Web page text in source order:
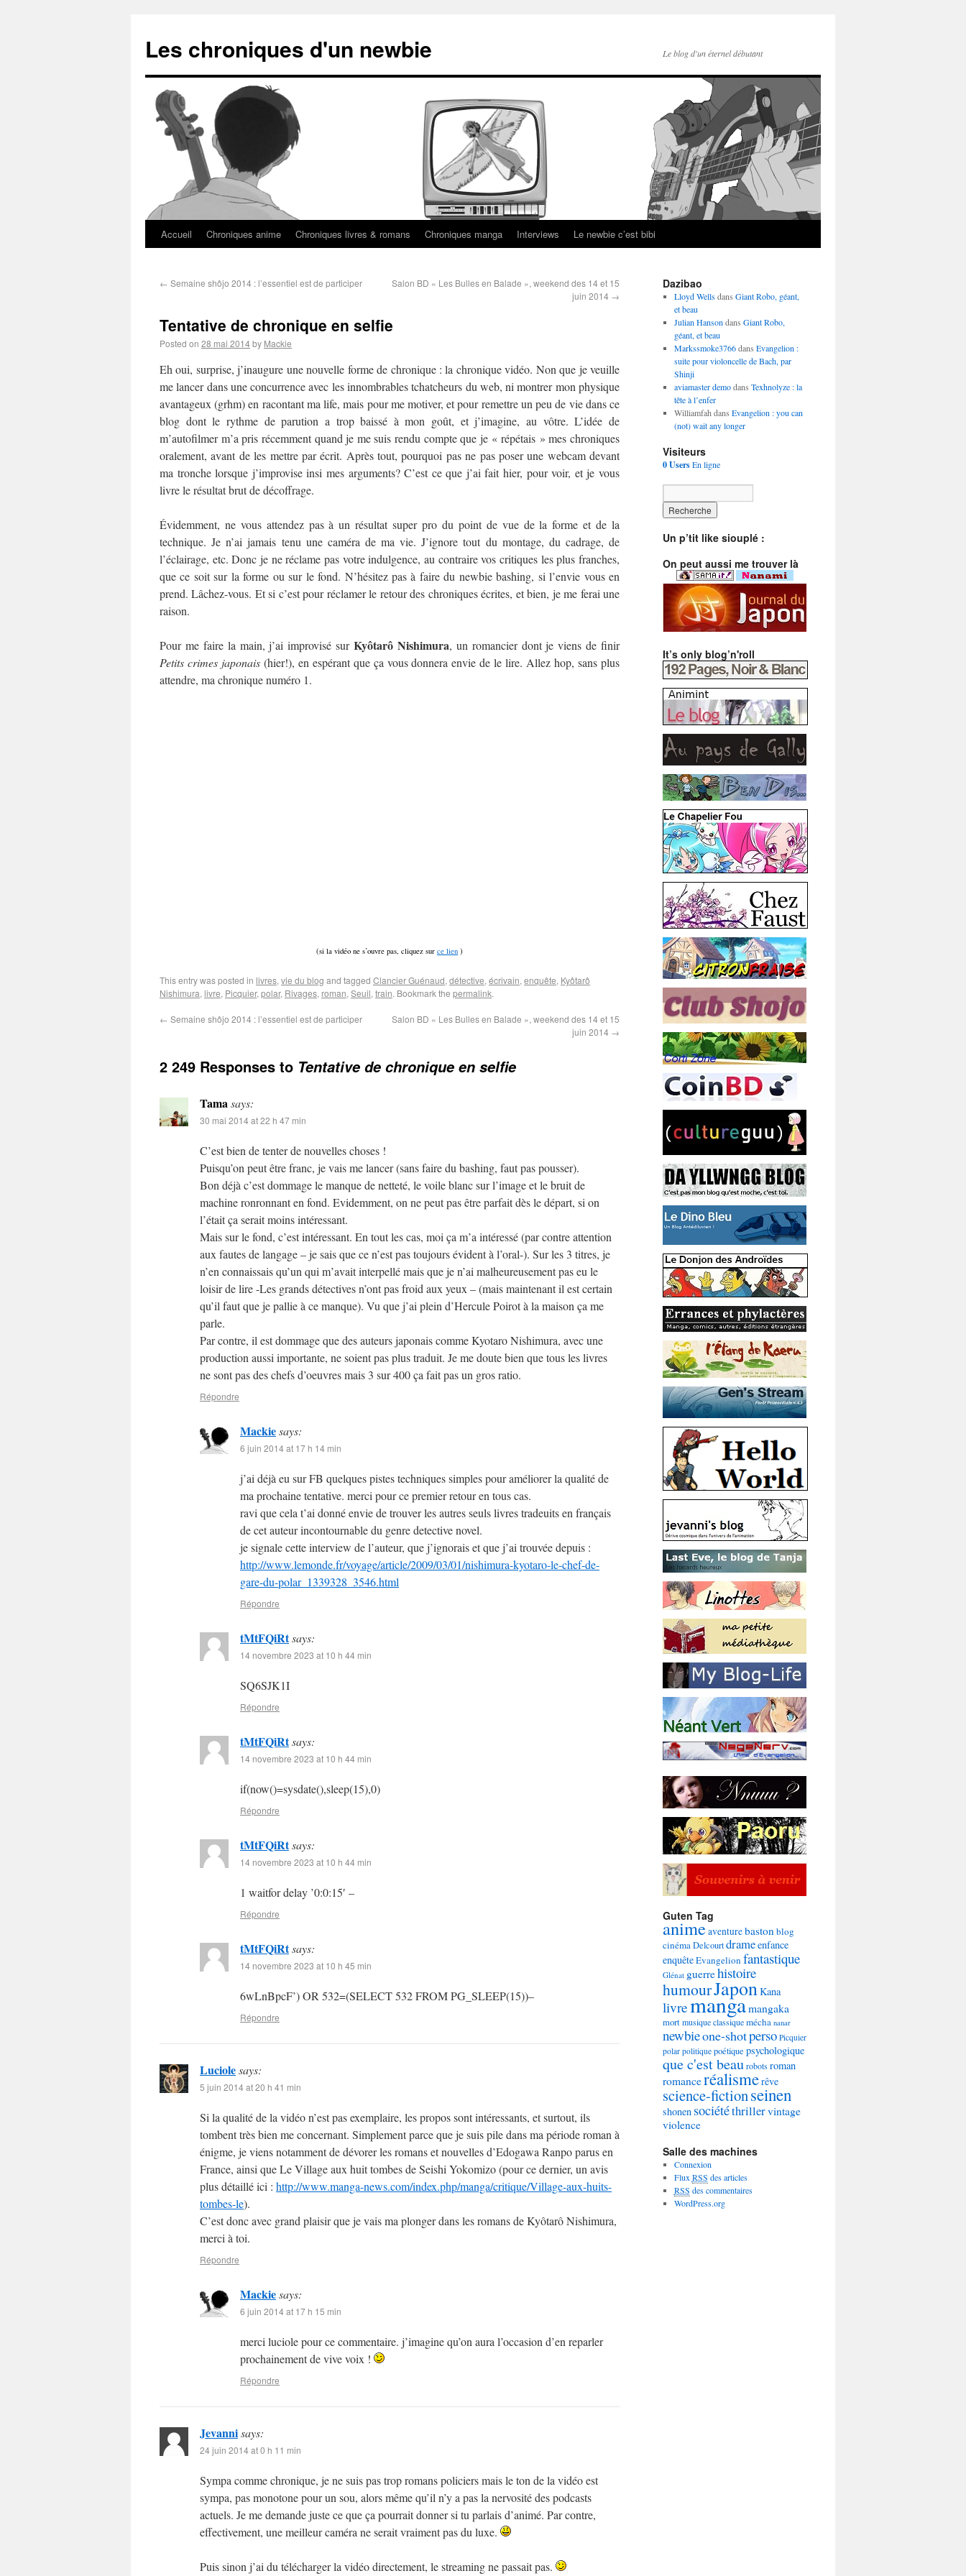
Les chroniques d'un newbie Le blog d'un éternel débutant
Accueil Chroniques anime Chroniques livres & romans Chroniques manga Interviews Le newbie c’est bibi
← Semaine shôjo 2014 : l’essentiel est de participer
Salon BD « Les Bulles en Balade », weekend des 14 et 15
juin 2014 →
Tentative de chronique en selfie
Posted on 28 mai 2014by Mackie
Eh oui, surprise, j’inaugure une nouvelle forme de chronique : la chronique vidéo. Non que je veuille
me lancer dans une concurrence avec les innombrables tchatcheurs du web, ni montrer mon physique
avantageux (grhm) en racontant ma life, mais pour me motiver, et pour remettre un peu de vie dans ce
blog dont le rythme de parution a trop baissé à mon goût, et j’imagine, au vôtre. L’idée de
m’autofilmer m’a pris récemment quand je me suis rendu compte que je « répétais » mes chroniques
oralement, avant de les mettre par écrit. Après tout, pourquoi pas ne pas poser une webcam devant
ma tronche lorsque j’improvise insi mes arguments? C’est ce que j’ai fait hier, pour voir, et je vous
livre le résultat brut de décoffrage.
Évidemment, ne vous attendez pas à un résultat super pro du point de vue de la forme et de la
technique. Je n’ai jamais tenu une caméra de ma vie. J’ignore tout du montage, du cadrage, de
l’éclairage, etc. Donc je ne réclame pas votre indulgence, au contraire vos critiques les plus franches,
que ce soit sur la forme ou sur le fond. N’hésitez pas à faire du newbie bashing, si l’envie vous en
prend. Lâchez-vous. Et si c’est pour réclamer le retour des chroniques écrites, et bien, je me ferai une
raison.
Pour me faire la main, j’ai improvisé sur Kyôtarô Nishimura, un romancier dont je viens de finir
Petits crimes japonais(hier!), en espérant que ça vous donnera envie de le lire. Allez hop, sans plus
attendre, ma chronique numéro 1.
(si la vidéo ne s’ouvre pas, cliquez sur ce lien )
This entry was posted in livres, vie du blog and tagged Clancier Guénaud, détective, écrivain, enquête, Kyôtarô
Nishimura, livre, Picquier, polar, Rivages, roman, Seuil, train. Bookmark the permalink.
← Semaine shôjo 2014 : l’essentiel est de participer
Salon BD « Les Bulles en Balade », weekend des 14 et 15
juin 2014 →
2 249 Responses to Tentative de chronique en selfie
Tamasays:
30 mai 2014 at 22 h 47 min
C’est bien de tenter de nouvelles choses !
Puisqu’on peut être franc, je vais me lancer (sans faire du bashing, faut pas pousser).
Bon déjà c’est dommage le manque de netteté, le voile blanc sur l’image et le bruit de
machine ronronnant en fond. Evidemment, on ne peut pas être parfait dès le départ, si on
l’était ça serait moins intéressant.
Mais sur le fond, c’est intéressant. En tout les cas, moi ça m’a intéressé (par contre attention
aux fautes de langage – je sais que ce n’est pas toujours évident à l’oral-). Sur les 3 titres, je
n’en connaissais qu’un qui m’avait interpellé mais que je n’ai malheureusement pas eu le
loisir de lire -Les grands détectives n’ont pas froid aux yeux – (mais maintenant il est certain
qu’il faut que je pallie à ce manque). Vu que j’ai plein d’Hercule Poirot à la maison ça me
parle.
Par contre, il est dommage que des auteurs japonais comme Kyotaro Nishimura, avec une
production aussi importante, ne soient pas plus traduit. Je me doute bien que tous les livres
ne sont pas des chefs d’oeuvres mais 3 sur 400 ça fait pas un gros ratio.
Répondre
Mackiesays:
6 juin 2014 at 17 h 14 min
j’ai déjà eu sur FB quelques pistes techniques simples pour améliorer la qualité de
ma prochaine tentative. merci pour ce premier retour en tous cas.
ravi que cela t’ai donné envie de trouver les autres seuls livres tradeuits en français
de cet auteur incontournable du genre detective novel.
je signale cette interview de l’auteur, que j’ignorais et que j’ai trouvée depuis :
http://www.lemonde.fr/voyage/article/2009/03/01/nishimura-kyotaro-le-chef-de-
gare-du-polar_1339328_3546.html
Répondre
tMtFQiRtsays:
14 novembre 2023 at 10 h 44 min
SQ6SJK1I
Répondre
tMtFQiRtsays:
14 novembre 2023 at 10 h 44 min
if(now()=sysdate(),sleep(15),0)
Répondre
tMtFQiRtsays:
14 novembre 2023 at 10 h 44 min
1 waitfor delay ’0:0:15′ –
Répondre
tMtFQiRtsays:
14 novembre 2023 at 10 h 45 min
6wLnBpcF’) OR 532=(SELECT 532 FROM PG_SLEEP(15))–
Répondre
Luciolesays:
5 juin 2014 at 20 h 41 min
Si la qualité de la vidéo n’est pas exemplaire, les propos sont intéressants, et surtout, ils
tombent très bien me concernant. Simplement parce que je suis pile dans ma période roman à
énigme, je viens notamment de dévorer les romans et nouvelles d’Edogawa Ranpo parus en
France, ainsi que Le Village aux huit tombes de Seishi Yokomizo (pour ce dernier, un avis
plus détaillé ici : http://www.manga-news.com/index.php/manga/critique/Village-aux-huits-
tombes-le).
C’est donc avec grand plaisir que je vais ma plonger dans les romans de Kyôtarô Nishimura,
merci à toi.
Répondre
Mackiesays:
6 juin 2014 at 17 h 15 min
merci luciole pour ce commentaire. j’imagine qu’on aura l’occasion d’en reparler
prochainement de vive voix !
Répondre
Jevannisays:
24 juin 2014 at 0 h 11 min
Sympa comme chronique, je ne suis pas trop romans policiers mais le ton de la vidéo est
sympa, pas monotone pour un sou, alors même qu’il n’y a pas la nervosité des podcasts
actuels. Je me demande juste ce que ça pourrait donner si tu parlais d’animé. Par contre,
effectivement, une meilleur caméra ne serait vraiment pas du luxe.
Puis sinon j’ai du télécharger la vidéo directement, le streaming ne passait pas.
Dazibao
Lloyd Wellsdans Giant Robo, géant,
et beau
Julian Hanson dans Giant Robo,
géant, et beau
Markssmoke3766dans Evangelion :
suite pour violoncelle de Bach, par
Shinji
aviamaster demodans Texhnolyze : la
tête à l’enfer
Williamfah dans Evangelion : you can
(not) wait any longer
Visiteurs
0 UsersEn ligne
Un p’tit like siouplé :
On peut aussi me trouver là
It’s only blog’n'roll
Guten Tag
animeaventurebaston blog
cinémaDelcourtdrameenfance
enquêteEvangelion fantastique
Glénat guerrehistoire
humourJapon Kana
livremangamangaka
mortmusique classiquemécha nanar
newbieone-shotperso Picquier
polar politique poétique psychologique
que c'est beaurobotsroman
romanceréalismerêve
science-fictionseinen
shonen sociététhrillervintage
violence
Salle des machines
Connexion
Flux RSS des articles
RSS des commentaires
WordPress.org